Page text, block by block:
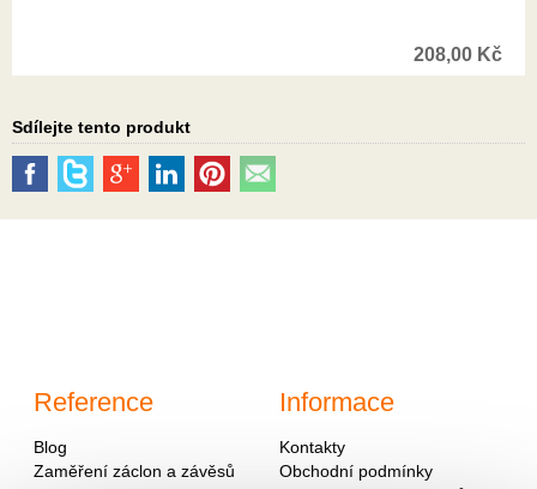
208,00 Kč
Sdílejte tento produkt
Reference
Blog
Zaměření záclon a závěsů
Informace
Kontakty
Obchodní podmínky